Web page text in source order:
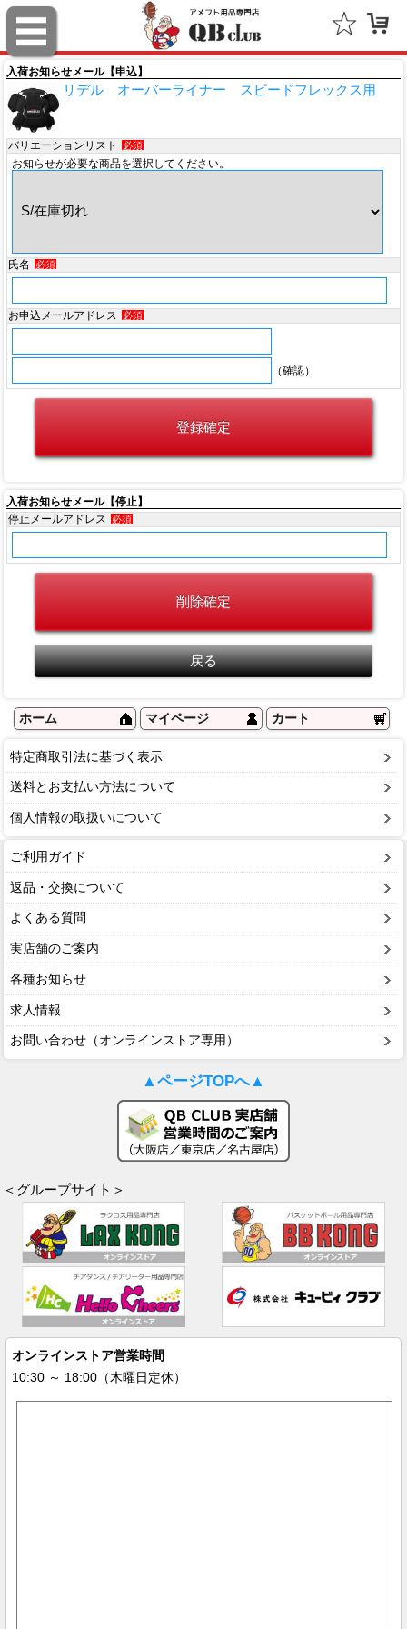
入荷お知らせメール【申込】
リデル オーバーライナー スピードフレックス用
バリエーションリスト 必須
お知らせが必要な商品を選択してください。
氏名 必須
お申込メールアドレス 必須
（確認）
入荷お知らせメール【停止】
停止メールアドレス
必須
ホーム マイページ カート
特定商取引法に基づく表示
送料とお支払い方法について
個人情報の取扱いについて
ご利用ガイド
返品・交換について
よくある質問
実店舗のご案内
各種お知らせ
求人情報
お問い合わせ（オンラインストア専用）
▲ページTOPへ▲
＜グループサイト＞
オンラインストア営業時間
10:30 ～ 18:00（木曜日定休）
スポルディング（SPALDING）
ミッチェル＆ネス（Mitchell & Ness）
ポータフォン（PORTAPHONE）
ギルマンギア（Gilman Gear）
すべて